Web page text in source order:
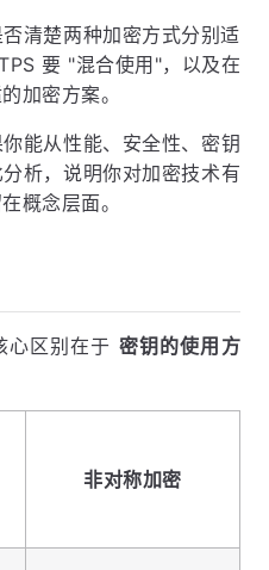
否清楚两种加密方式分别适
要 "混合使用"，以及在
加密方案。
你能从性能、安全性、密钥
析，说明你对加密技术有
概念层面。
心区别在于 密钥的使用方
非对称加密